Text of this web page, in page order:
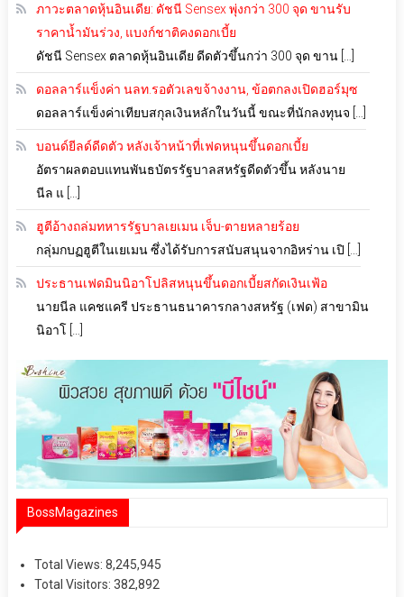
ภาวะตลาดหุ้นอินเดีย: ดัชนี Sensex พุ่งกว่า 300 จุด ขานรับ
ราคาน้ำมันร่วง, แบงก์ชาติคงดอกเบี้ย
ดัชนี Sensex ตลาดหุ้นอินเดีย ดีดตัวขึ้นกว่า 300 จุด ขาน […]
ดอลลาร์แข็งค่า นลท.รอตัวเลขจ้างงาน, ข้อตกลงเปิดฮอร์มุซ
ดอลลาร์แข็งค่าเทียบสกุลเงินหลักในวันนี้ ขณะที่นักลงทุนจ […]
บอนด์ยีลด์ดีดตัว หลังเจ้าหน้าที่เฟดหนุนขึ้นดอกเบี้ย
อัตราผลตอบแทนพันธบัตรรัฐบาลสหรัฐดีดตัวขึ้น หลังนาย
นีล แ […]
ฮูตีอ้างถล่มทหารรัฐบาลเยเมน เจ็บ-ตายหลายร้อย
กลุ่มกบฏฮูตีในเยเมน ซึ่งได้รับการสนับสนุนจากอิหร่าน เปิ […]
ประธานเฟดมินนิอาโปลิสหนุนขึ้นดอกเบี้ยสกัดเงินเฟ้อ
นายนีล แคชแครี ประธานธนาคารกลางสหรัฐ (เฟด) สาขามิน
นิอาโ […]
BossMagazines
Total Views: 8,245,945
Total Visitors: 382,892